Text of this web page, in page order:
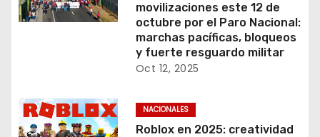
movilizaciones este 12 de
octubre por el Paro Nacional:
marchas pacíficas, bloqueos
y fuerte resguardo militar
Oct 12, 2025
NACIONALES
Roblox en 2025: creatividad